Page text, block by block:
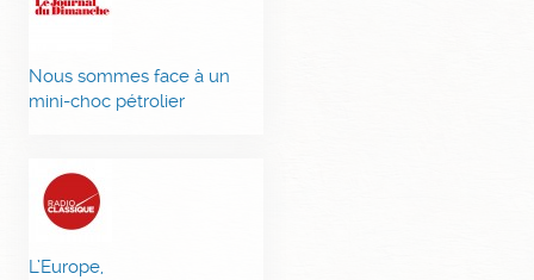
Nous sommes face à un
mini-choc pétrolier
L’Europe,